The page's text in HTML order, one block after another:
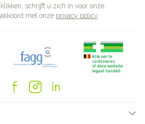
schrijft u zich in voor onze
met onze privacy policy